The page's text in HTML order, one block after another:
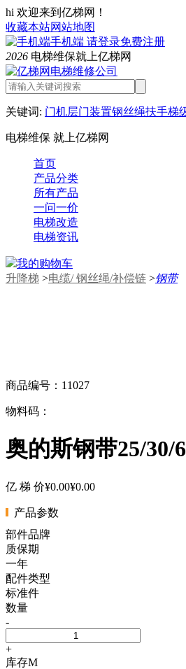
hi 欢迎来到亿梯网！
收藏本站网站地图
手机端 请登录免费注册
2026 电梯维保就上亿梯网
关键词: 门机层门装置钢丝绳扶手梯
电梯维保 就上亿梯网
首页
产品分类
所有产品
一问一价
电梯改造
电梯资讯
我的购物车
升降梯 >电缆/ 钢丝绳/补偿链 >钢带
商品编号：11027
物料码：
奥的斯钢带25/30/
亿 梯 价¥0.00¥0.00
产品参数
部件品牌
质保期
一年
配件类型
标准件
数量
-
+
库存M